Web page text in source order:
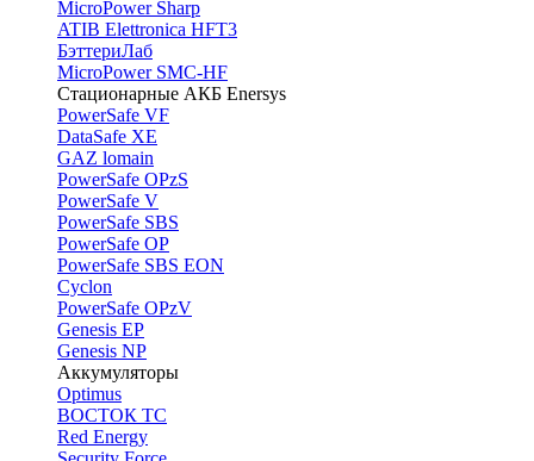
MicroPower Sharp
ATIB Elettronica HFT3
БэттериЛаб
MicroPower SMC-HF
Стационарные АКБ Enersys
PowerSafe VF
DataSafe XE
GAZ lomain
PowerSafe OPzS
PowerSafe V
PоwerSafe SBS
PowerSafe OP
PоwerSafe SBS EON
Cyclon
PowerSafe OPzV
Genesis EP
Genesis NP
Аккумуляторы
Optimus
ВОСТОК ТС
Red Energy